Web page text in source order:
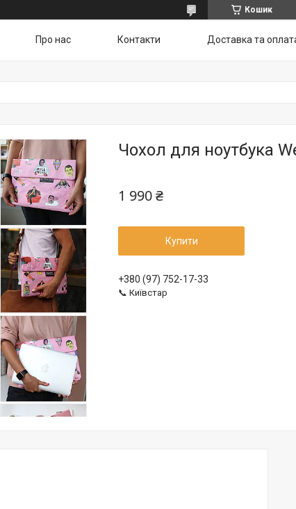
Кошик
Про нас Контакти Доставка та
Чохол для ноутбука
1 990 ₴
Купити
+380 (97) 752-17-33
📞 Київстар